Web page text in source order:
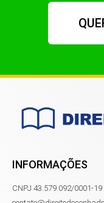
INFORMAÇÕES
CNPJ 43.579.092/0001-19